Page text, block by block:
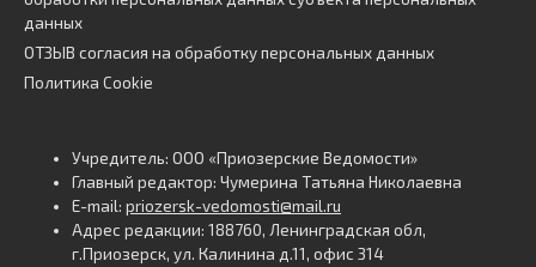
данных
ОТЗЫВ согласия на обработку персональных данных
Политика Cookie
Учредитель: ООО «Приозерские Ведомости»
Главный редактор: Чумерина Татьяна Николаевна
E-mail: priozersk-vedomosti@mail.ru
Адрес редакции: 188760, Ленинградская обл,
г.Приозерск, ул. Калинина д.11, офис 314